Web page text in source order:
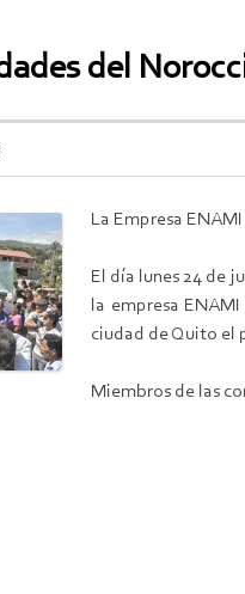
del
La Empresa
El día lunes 24 de
la empresa
ciudad de Quito el
Miembros de las